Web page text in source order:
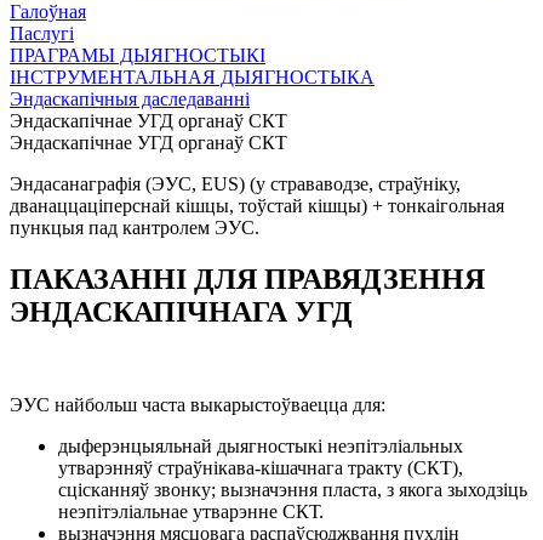
Галоўная
Паслугі
ПРАГРАМЫ ДЫЯГНОСТЫКІ
ІНСТРУМЕНТАЛЬНАЯ ДЫЯГНОСТЫКА
Эндаскапічныя даследаванні
Эндаскапічнае УГД органаў СКТ
Эндаскапічнае УГД органаў СКТ
Эндасанаграфія (ЭУС, EUS) (у страваводзе, страўніку,
дванаццаціперснай кішцы, тоўстай кішцы) + тонкаігольная
пункцыя пад кантролем ЭУС.
ПАКАЗАННІ ДЛЯ ПРАВЯДЗЕННЯ
ЭНДАСКАПІЧНАГА УГД
ЭУС найбольш часта выкарыстоўваецца для:
дыферэнцыяльнай дыягностыкі неэпітэліальных
утварэнняў страўнікава-кішачнага тракту (СКТ),
сцісканняў звонку; вызначэння пласта, з якога зыходзіць
неэпітэліальнае утварэнне СКТ.
вызначэння мясцовага распаўсюджвання пухлін